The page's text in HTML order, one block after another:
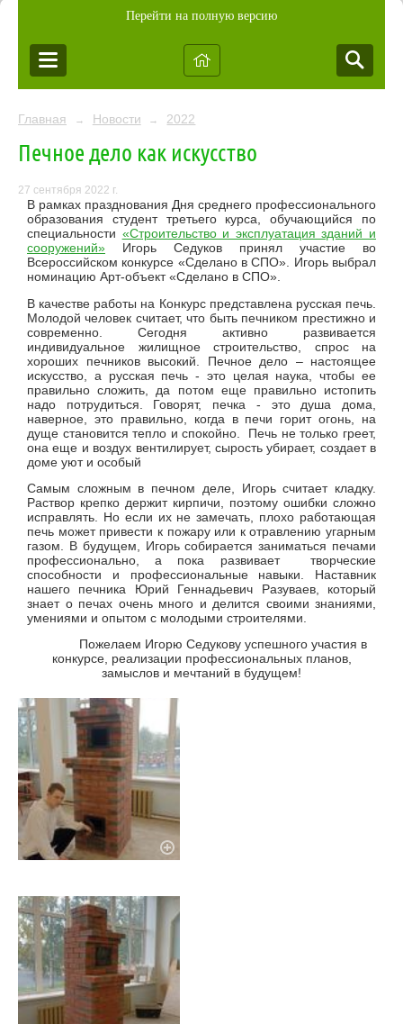
Перейти на полную версию
Главная → Новости → 2022
Печное дело как искусство
27 сентября 2022 г.
В рамках празднования Дня среднего профессионального
образования студент третьего курса, обучающийся по
специальности «Строительство и эксплуатация зданий и
сооружений» Игорь Седуков принял участие во
Всероссийском конкурсе «Сделано в СПО». Игорь выбрал
номинацию Арт-объект «Сделано в СПО».
В качестве работы на Конкурс представлена русская печь.
Молодой человек считает, что быть печником престижно и
современно. Сегодня активно развивается
индивидуальное жилищное строительство, спрос на
хороших печников высокий. Печное дело – настоящее
искусство, а русская печь - это целая наука, чтобы ее
правильно сложить, да потом еще правильно истопить
надо потрудиться. Говорят, печка - это душа дома,
наверное, это правильно, когда в печи горит огонь, на
дуще становится тепло и спокойно. Печь не только греет,
она еще и воздух вентилирует, сырость убирает, создает в
доме уют и особый
Самым сложным в печном деле, Игорь считает кладку.
Раствор крепко держит кирпичи, поэтому ошибки сложно
исправлять. Но если их не замечать, плохо работающая
печь может привести к пожару или к отравлению угарным
газом. В будущем, Игорь собирается заниматься печами
профессионально, а пока развивает творческие
способности и профессиональные навыки. Наставник
нашего печника Юрий Геннадьевич Разуваев, который
знает о печах очень много и делится своими знаниями,
умениями и опытом с молодыми строителями.
Пожелаем Игорю Седукову успешного участия в
конкурсе, реализации профессиональных планов,
замыслов и мечтаний в будущем!